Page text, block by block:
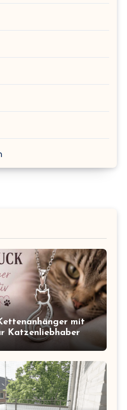
mit
Katzenliebhaber